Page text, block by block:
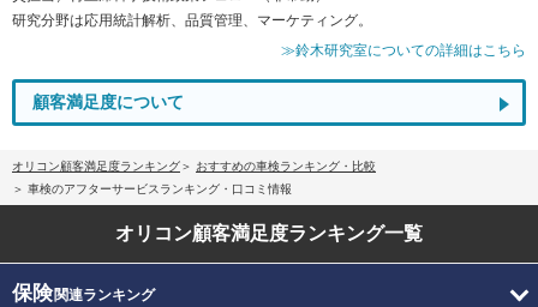
研究分野は応用統計解析、品質管理、マーケティング。
≫鈴木研究室についての詳細はこちら
顧客満足度について
オリコン顧客満足度ランキング
おすすめの車検ランキング・比較
車検のアフターサービスランキング・口コミ情報
オリコン顧客満足度ランキング一覧
保険関連ランキング